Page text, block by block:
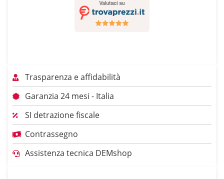
Trasparenza e affidabilità
Garanzia 24 mesi - Italia
SI detrazione fiscale
Contrassegno
Assistenza tecnica DEMshop